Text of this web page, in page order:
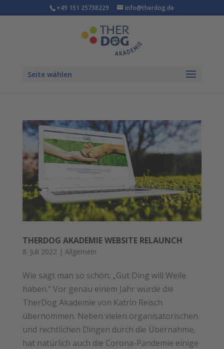
+49 151 25738229 info@therdog.de
Seite wählen
THERDOG AKADEMIE WEBSITE RELAUNCH
8. Juli 2022 | Allgemein
Wie sagt man so schön: „Gut Ding will Weile
haben.“ Vor genau einem Jahr wurde die
TherDog Akademie von Katrin Reisch
übernommen. Neben vielen organisatorischen
und rechtlichen Dingen durch die Übernahme,
hat natürlich auch die Corona-Pandemie einige